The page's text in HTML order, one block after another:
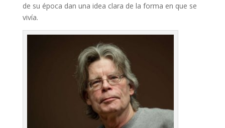
de su época dan una idea clara de la forma en que se
vivía.